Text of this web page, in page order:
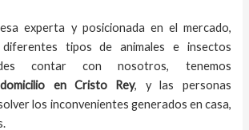
experta y posicionada en el mercado,
diferentes tipos de animales e insectos
contar con nosotros, tenemos
enCristo Rey, y las personas
los inconvenientes generados en casa,